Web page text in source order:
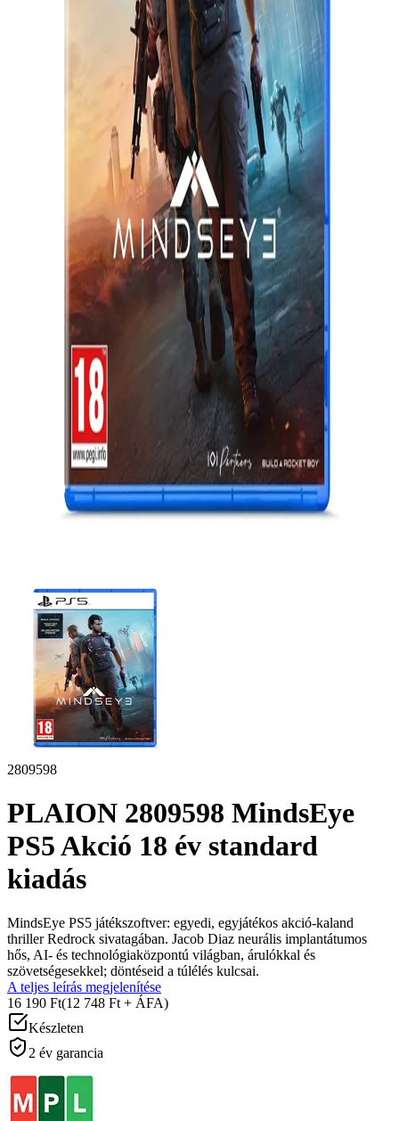
2809598
PLAION 2809598 MindsEye
PS5 Akció 18 év standard
kiadás
MindsEye PS5 játékszoftver: egyedi, egyjátékos akció-kaland
thriller Redrock sivatagában. Jacob Diaz neurális implantátumos
hős, AI- és technológiaközpontú világban, árulókkal és
szövetségesekkel; döntéseid a túlélés kulcsai.
A teljes leírás megjelenítése
16 190 Ft(12 748 Ft + ÁFA)
Készleten
2 év garancia